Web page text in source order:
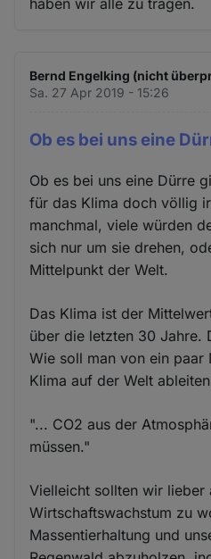
Bernd Engelking (nicht
Sa. 27 Apr 2019 - 15:26
Ob es bei uns eine
Ob es bei uns eine Dürre
für das Klima doch völlig
manchmal, viele würden
sich nur um sie drehen,
Mittelpunkt der Welt.
Das Klima ist der
über die letzten 30 Jahre.
Wie soll man von ein paar
Klima auf der Welt
"... CO2 aus der
müssen."
Vielleicht sollten wir lieber
Wirtschaftswachstum zu
Massentierhaltung und